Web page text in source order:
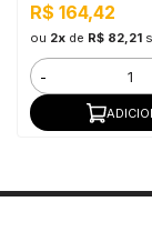
R$ 164,42
ou 2xde R$ 82,21
-